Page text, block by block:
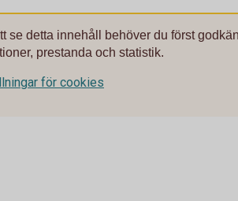
se detta innehåll behöver du först
prestanda och statistik.
för cookies